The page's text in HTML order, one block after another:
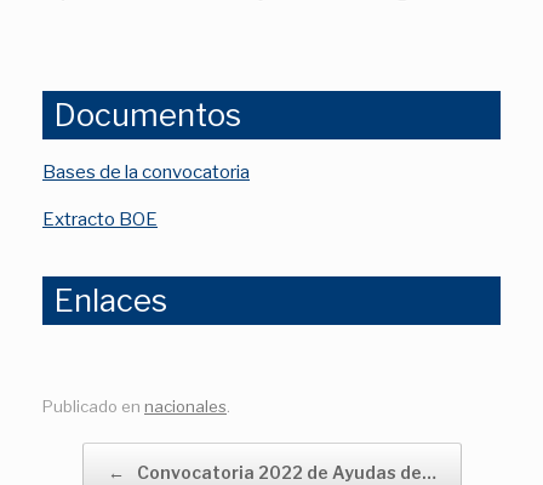
Documentos
Bases de la convocatoria
Extracto BOE
Enlaces
Publicado en nacionales
← Convocatoria 2022 de Ayudas de…